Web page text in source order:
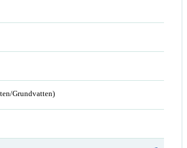
Grundvatten)